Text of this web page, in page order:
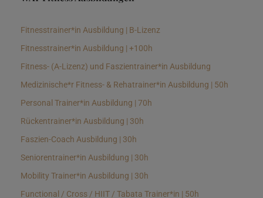
Fitnesstrainer*in Ausbildung | B-Lizenz
Fitnesstrainer*in Ausbildung | +100h
Fitness- (A-Lizenz) und Faszientrainer*in Ausbildung
Medizinische*r Fitness- & Rehatrainer*in Ausbildung | 50h
Personal Trainer*in Ausbildung | 70h
Rückentrainer*in Ausbildung | 30h
Faszien-Coach Ausbildung | 30h
Seniorentrainer*in Ausbildung | 30h
Mobility Trainer*in Ausbildung | 30h
Functional / Cross / HIIT / Tabata Trainer*in | 50h